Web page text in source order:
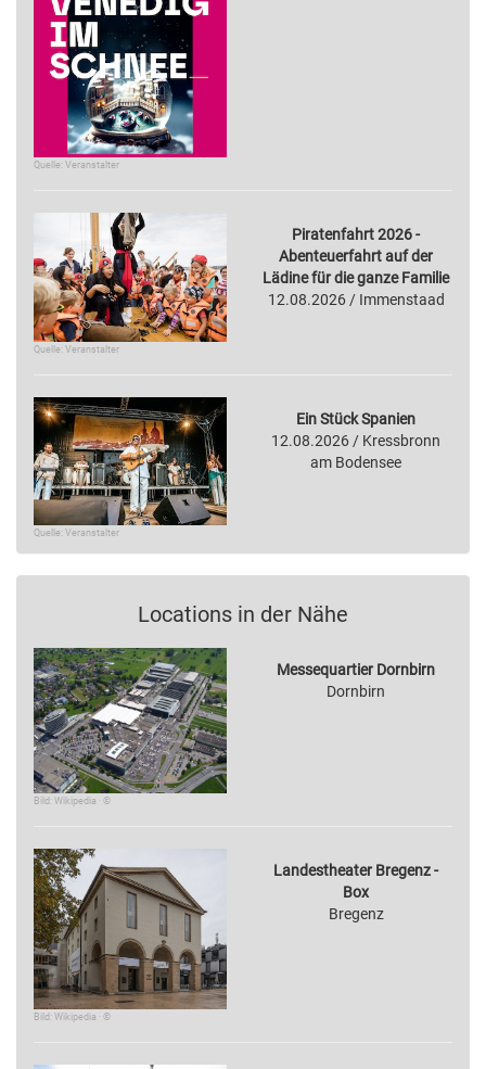
Quelle: Veranstalter
Quelle: Veranstalter
Piratenfahrt 2026 -
Abenteuerfahrt auf der
Lädine für die ganze Familie
12.08.2026 / Immenstaad
Quelle: Veranstalter
Ein Stück Spanien
12.08.2026 / Kressbronn
am Bodensee
Locations in der Nähe
Bild: Wikipedia · ©
Messequartier Dornbirn
Dornbirn
Bild: Wikipedia · ©
Landestheater Bregenz -
Box
Bregenz